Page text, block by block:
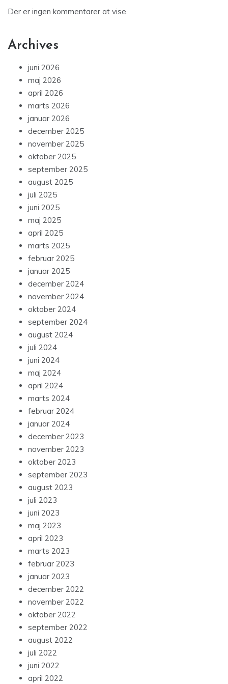
Der er ingen kommentarer at vise.
Archives
juni 2026
maj 2026
april 2026
marts 2026
januar 2026
december 2025
november 2025
oktober 2025
september 2025
august 2025
juli 2025
juni 2025
maj 2025
april 2025
marts 2025
februar 2025
januar 2025
december 2024
november 2024
oktober 2024
september 2024
august 2024
juli 2024
juni 2024
maj 2024
april 2024
marts 2024
februar 2024
januar 2024
december 2023
november 2023
oktober 2023
september 2023
august 2023
juli 2023
juni 2023
maj 2023
april 2023
marts 2023
februar 2023
januar 2023
december 2022
november 2022
oktober 2022
september 2022
august 2022
juli 2022
juni 2022
april 2022